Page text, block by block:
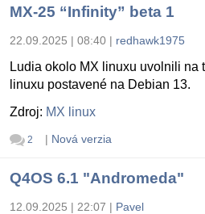
MX-25 “Infinity” beta 1
22.09.2025 | 08:40 | redhawk1975
Ludia okolo MX linuxu uvolnili na
linuxu postavené na Debian 13.
Zdroj: MX linux
2 | Nová verzia
Q4OS 6.1 "Andromeda"
12.09.2025 | 22:07 | Pavel